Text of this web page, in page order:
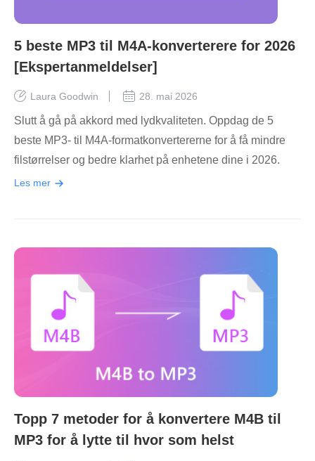
5 beste MP3 til M4A-konverterere for 2026
[Ekspertanmeldelser]
Laura Goodwin 28. mai 2026
Slutt å gå på akkord med lydkvaliteten. Oppdag de 5
beste MP3- til M4A-formatkonvertererne for å få mindre
filstørrelser og bedre klarhet på enhetene dine i 2026.
Les mer
Topp 7 metoder for å konvertere M4B til
MP3 for å lytte til hvor som helst